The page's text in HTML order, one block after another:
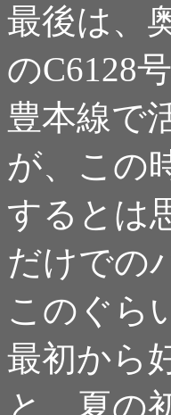
最後は、
のC6128
豊本線で
が、この
するとは
だけでの
このぐら
最初から
と、夏の